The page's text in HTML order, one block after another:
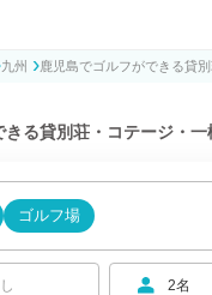
し宿泊予約サイトTABILMO(タ
九州 鹿児島でゴルフができる貸
きる貸別荘・コテージ・一
ゴルフ場
2名